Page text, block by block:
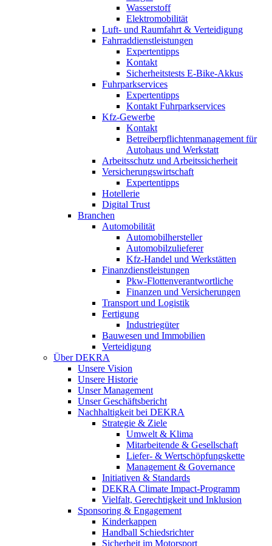
Wasserstoff
Elektromobilität
Luft- und Raumfahrt & Verteidigung
Fahrraddienstleistungen
Expertentipps
Kontakt
Sicherheitstests E-Bike-Akkus
Fuhrparkservices
Expertentipps
Kontakt Fuhrparkservices
Kfz-Gewerbe
Kontakt
Betreiberpflichtenmanagement für
Autohaus und Werkstatt
Arbeitsschutz und Arbeitssicherheit
Versicherungswirtschaft
Expertentipps
Hotellerie
Digital Trust
Branchen
Automobilität
Automobilhersteller
Automobilzulieferer
Kfz-Handel und Werkstätten
Finanzdienstleistungen
Pkw‑Flottenverantwortliche
Finanzen und Versicherungen
Transport und Logistik
Fertigung
Industriegüter
Bauwesen und Immobilien
Verteidigung
Über DEKRA
Unsere Vision
Unsere Historie
Unser Management
Unser Geschäftsbericht
Nachhaltigkeit bei DEKRA
Strategie & Ziele
Umwelt & Klima
Mitarbeitende & Gesellschaft
Liefer- & Wertschöpfungskette
Management & Governance
Initiativen & Standards
DEKRA Climate Impact-Programm
Vielfalt, Gerechtigkeit und Inklusion​
Sponsoring & Engagement
Kinderkappen
Handball Schiedsrichter
Sicherheit im Motorsport